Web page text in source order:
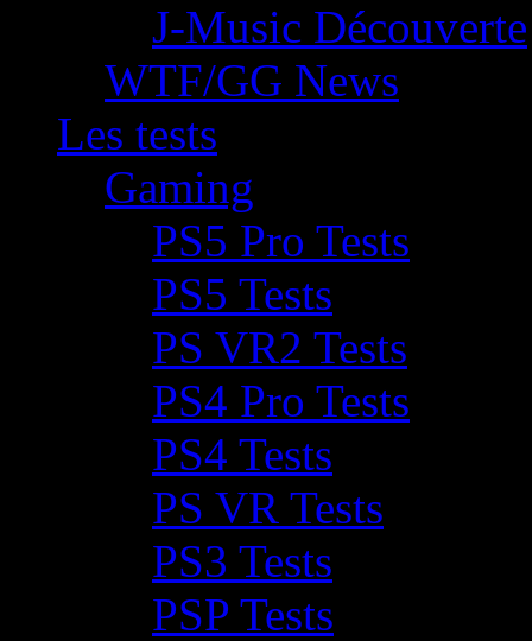
J-Music Découverte
WTF/GG News
Les tests
Gaming
PS5 Pro Tests
PS5 Tests
PS VR2 Tests
PS4 Pro Tests
PS4 Tests
PS VR Tests
PS3 Tests
PSP Tests